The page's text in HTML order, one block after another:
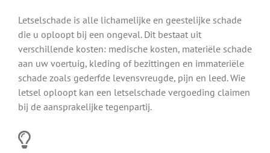
Letselschade is alle lichamelijke en geestelijke schade
die u oploopt bij een ongeval. Dit bestaat uit
verschillende kosten: medische kosten, materiële schade
aan uw voertuig, kleding of bezittingen en immateriële
schade zoals gederfde levensvreugde, pijn en leed. Wie
letsel oploopt kan een letselschade vergoeding claimen
bij de aansprakelijke tegenpartij.